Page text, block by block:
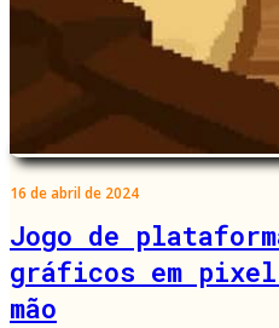
16 de abril de 2024
Jogo de
gráficos em
mão